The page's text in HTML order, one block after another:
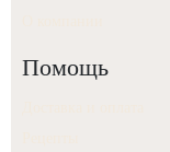
Помощь